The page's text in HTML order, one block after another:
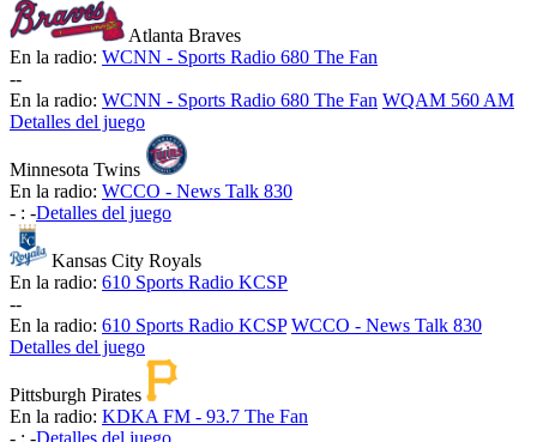
Atlanta Braves
En la radio: WCNN - Sports Radio 680 The Fan
--
En la radio: WCNN - Sports Radio 680 The Fan WQAM 560 AM
Detalles del juego
Minnesota Twins
En la radio: WCCO - News Talk 830
- : -Detalles del juego
Kansas City Royals
En la radio: 610 Sports Radio KCSP
--
En la radio: 610 Sports Radio KCSP WCCO - News Talk 830
Detalles del juego
Pittsburgh Pirates
En la radio: KDKA FM - 93.7 The Fan